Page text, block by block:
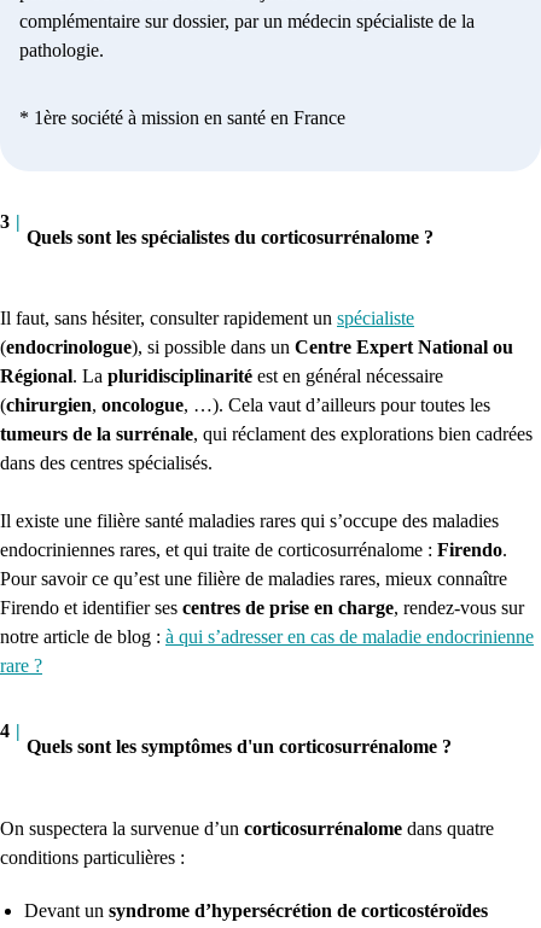
complémentaire sur dossier, par un médecin spécialiste de la
pathologie.
* 1ère société à mission en santé en France
3 |
Quels sont les spécialistes du corticosurrénalome ?
Il faut, sans hésiter, consulter rapidement un spécialiste
(endocrinologue), si possible dans un Centre Expert National ou
Régional. La pluridisciplinarité est en général nécessaire
(chirurgien, oncologue, …). Cela vaut d’ailleurs pour toutes les
tumeurs de la surrénale, qui réclament des explorations bien cadrées
dans des centres spécialisés.
Il existe une filière santé maladies rares qui s’occupe des maladies
endocriniennes rares, et qui traite de corticosurrénalome : Firendo.
Pour savoir ce qu’est une filière de maladies rares, mieux connaître
Firendo et identifier ses centres de prise en charge, rendez-vous sur
notre article de blog : à qui s’adresser en cas de maladie endocrinienne
rare ?
4 |
Quels sont les symptômes d'un corticosurrénalome ?
On suspectera la survenue d’un corticosurrénalome dans quatre
conditions particulières :
Devant un syndrome d’hypersécrétion de corticostéroïdes